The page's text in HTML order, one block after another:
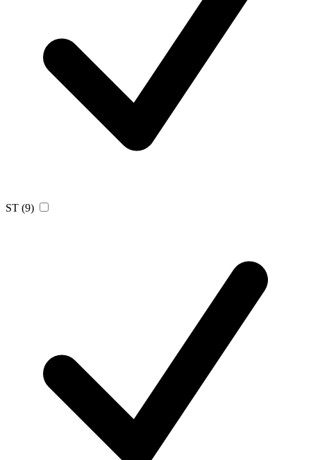
ST (9)